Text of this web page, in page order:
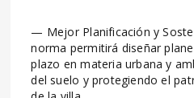
— Mejor Planificación y
norma permitirá diseñar
plazo en materia urbana y
del suelo y protegiendo el